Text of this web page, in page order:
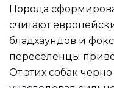
Порода
считают
бладхаундов и
переселенцы
От этих собак